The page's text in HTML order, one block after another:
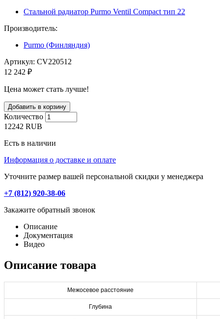
Стальной радиатор Purmo Ventil Compact тип 22
Производитель:
Purmo (Финляндия)
Артикул: CV220512
12 242 ₽
Цена может стать лучше!
Количество
12242 RUB
Есть в наличии
Информация о доставке и оплате
Уточните размер вашей персональной скидки у менеджера
+7 (812) 920-38-06
Закажите обратный звонок
Описание
Документация
Видео
Описание товара
Межосевое расстояние
Глубина